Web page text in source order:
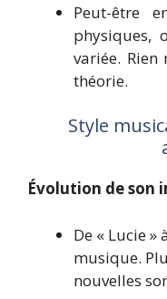
Peut-être
physiques,
variée.
théorie.
Style
Évolution de son
De « Lucie »
musique.
nouvelles